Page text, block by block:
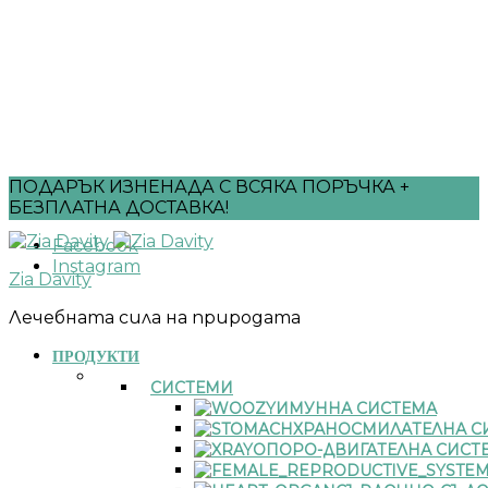
ПОДАРЪК ИЗНЕНАДА С ВСЯКА ПОРЪЧКА +
БЕЗПЛАТНА ДОСТАВКА!
Facebook
Instagram
Zia Davity
Лечебната сила на природата
ПРОДУКТИ
СИСТЕМИ
ИМУННА СИСТЕМА
ХРАНОСМИЛАТЕЛНА
ОПОРО-ДВИГАТЕЛНА